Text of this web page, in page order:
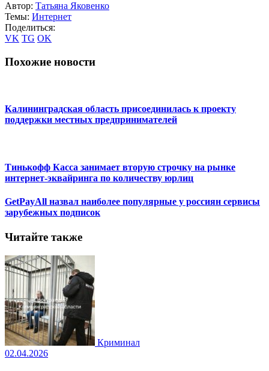
Автор: Татьяна Яковенко
Темы: Интернет
Поделиться:
VK TG OK
Похожие новости
Калининградская область присоединилась к проекту
поддержки местных предпринимателей
Тинькофф Касса занимает вторую строчку на рынке
интернет-эквайринга по количеству юрлиц
GetPayAll назвал наиболее популярные у россиян сервисы
зарубежных подписок
Читайте также
Криминал
02.04.2026